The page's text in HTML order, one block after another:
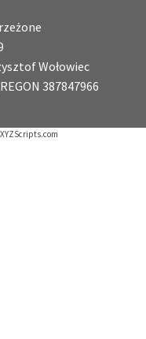
Wołowiec
387847966
XYZScripts.com